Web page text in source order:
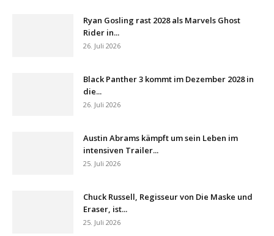
Ryan Gosling rast 2028 als Marvels Ghost
Rider in...
26. Juli 2026
Black Panther 3 kommt im Dezember 2028 in
die...
26. Juli 2026
Austin Abrams kämpft um sein Leben im
intensiven Trailer...
25. Juli 2026
Chuck Russell, Regisseur von Die Maske und
Eraser, ist...
25. Juli 2026